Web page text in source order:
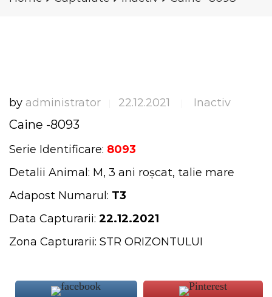
by administrator 22.12.2021 Inactiv
Caine -8093
Serie Identificare: 8093
Detalii Animal: M, 3 ani roșcat, talie mare
Adapost Numarul: T3
Data Capturarii: 22.12.2021
Zona Capturarii: STR ORIZONTULUI